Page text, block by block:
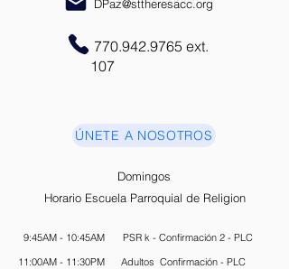
DPaz@sttheresacc.org
770.942.9765 ext.
107
ÚNETE A NOSOTROS
Domingos
Horario Escuela Parroquial de Religion
9:45AM - 10:45AM
PSR k - Confirmación 2 - PLC
11:00AM - 11:30PM
Adultos Confirmación - PLC